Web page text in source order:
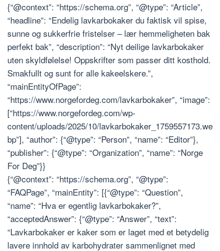
{“@context”: “https://schema.org”, “@type”: “Article”,
“headline”: “Endelig lavkarbokaker du faktisk vil spise,
sunne og sukkerfrie fristelser – lær hemmeligheten bak
perfekt bak”, “description”: “Nyt deilige lavkarbokaker
uten skyldfølelse! Oppskrifter som passer ditt kosthold.
Smakfullt og sunt for alle kakeelskere.”,
“mainEntityOfPage”:
“https://www.norgefordeg.com/lavkarbokaker”, “image”:
[“https://www.norgefordeg.com/wp-
content/uploads/2025/10/lavkarbokaker_1759557173.we
bp”], “author”: {“@type”: “Person”, “name”: “Editor”},
“publisher”: {“@type”: “Organization”, “name”: “Norge
For Deg”}}
{“@context”: “https://schema.org”, “@type”:
“FAQPage”, “mainEntity”: [{“@type”: “Question”,
“name”: “Hva er egentlig lavkarbokaker?”,
“acceptedAnswer”: {“@type”: “Answer”, “text”:
“Lavkarbokaker er kaker som er laget med et betydelig
lavere innhold av karbohydrater sammenlignet med